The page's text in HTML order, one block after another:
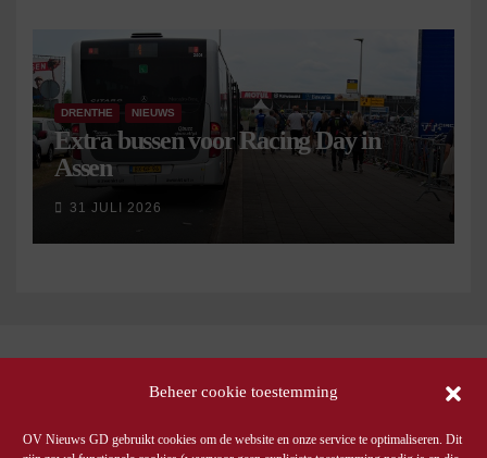
Beheer cookie toestemming
OV Nieuws GD gebruikt cookies om de website en onze service te optimaliseren. Dit
DRENTHE NIEUWS
Extra bussen voor Racing Day in
Assen
31 JULI 2026